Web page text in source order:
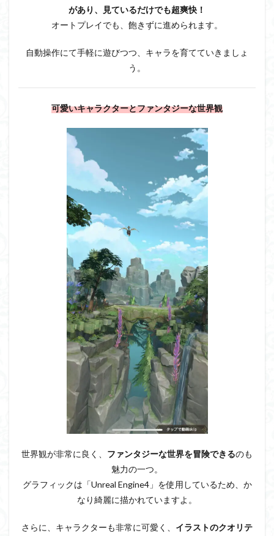
があり、見ているだけでも超爽快！
オートプレイでも、飽きずに進められます。
自動操作にて手軽に遊びつつ、キャラを育てていきましょ
う。
可愛いキャラクターとファンタジーな世界観
世界観が非常に良く、 ファンタジーな世界を冒険できるのも
魅力の一つ。
グラフィックは「Unreal Engine4」を使用しているため、か
なり綺麗に描かれていますよ。
さらに、キャラクターも非常に可愛く、 イラストのクオリテ